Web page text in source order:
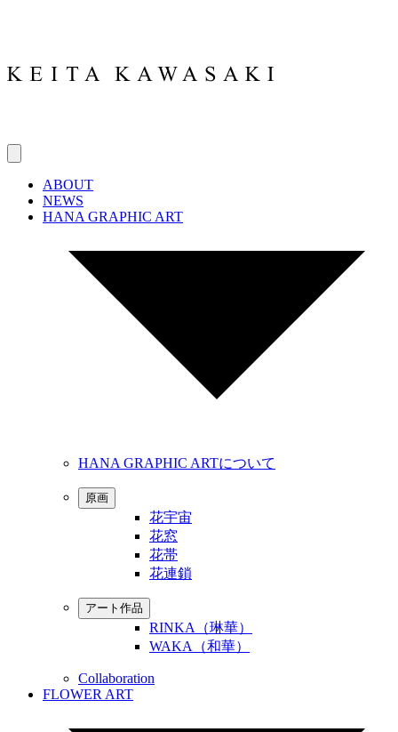
ABOUT
NEWS
HANA GRAPHIC ART
HANA GRAPHIC ARTについて
原画
花宇宙
花窓
花帯
花連鎖
アート作品
RINKA（琳華）
WAKA（和華）
Collaboration
FLOWER ART